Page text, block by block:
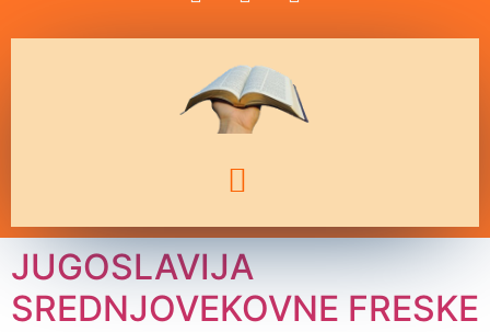
JUGOSLAVIJA
SREDNJOVEKOVNE FRESKE